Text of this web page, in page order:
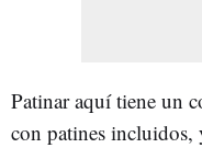
Patinar aquí tiene un
con patines incluidos,